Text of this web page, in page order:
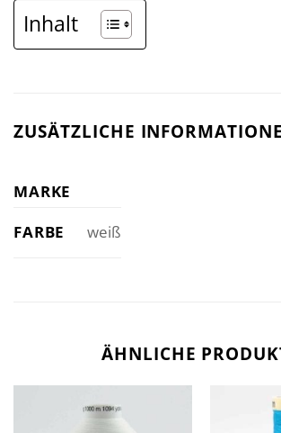
Inhalt
ZUSÄTZLICHE
MARKE
FARBE
weiß
ÄHNLICHE